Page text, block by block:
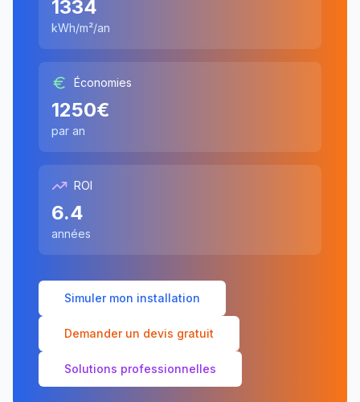
1334
kWh/m²/an
Économies
1250€
par an
ROI
6.4
années
Simuler mon installation
Demander un devis gratuit
Solutions professionnelles